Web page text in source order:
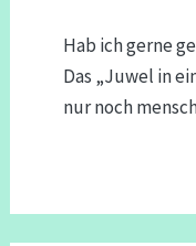
Hab ich gerne
Das „Juwel in
nur noch